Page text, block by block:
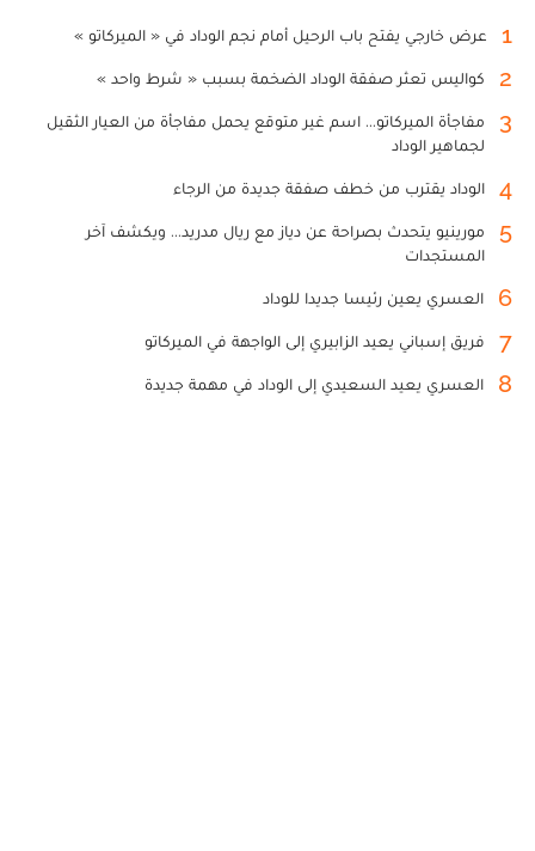
1 عرض خارجي يفتح باب الرحيل أمام نجم الوداد في « الميركاتو »
2 كواليس تعثر صفقة الوداد الضخمة بسبب « شرط واحد »
3
مفاجأة الميركاتو... اسم غير متوقع يحمل مفاجأة من العيار الثقيل
لجماهير الوداد
4 الوداد يقترب من خطف صفقة جديدة من الرجاء
5
مورينيو يتحدث بصراحة عن دياز مع ريال مدريد... ويكشف آخر
المستجدات
6 العسري يعين رئيسا جديدا للوداد
7 فريق إسباني يعيد الزابيري إلى الواجهة في الميركاتو
8 العسري يعيد السعيدي إلى الوداد في مهمة جديدة